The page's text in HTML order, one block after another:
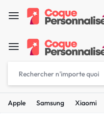
Apple Samsung Xiaomi